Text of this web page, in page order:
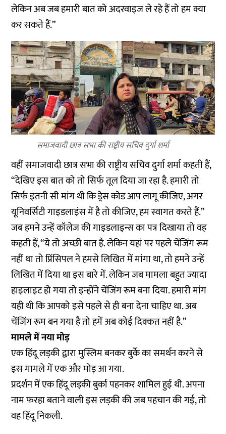
लेकिन अब जब हमारी बात को अदरवाइज ले रहे हैं तो हम क्या
कर सकते हैं.”
समाजवादी छात्र सभा की राष्ट्रीय सचिव दुर्गा शर्मा
वहीं समाजवादी छात्र सभा की राष्ट्रीय सचिव दुर्गा शर्मा कहती हैं,
“देखिए इस बात को तो सिर्फ तूल दिया जा रहा है. हमारी तो
सिर्फ इतनी सी मांग थी कि ड्रेस कोड आप लागू कीजिए, अगर
यूनिवर्सिटी गाइडलाइंस में है तो कीजिए, हम स्वागत करते हैं.”
जब हमने उन्हें कॉलेज की गाइडलाइन्स का पत्र दिखाया तो वह
कहती हैं, “ये तो अच्छी बात है. लेकिन यहां पर पहले चेंजिंग रूम
नहीं था तो प्रिंसिपल ने हमसे लिखित में मांगा था, तो हमने उन्हें
लिखित में दिया था इस बारे में. लेकिन जब मामला बहुत ज्यादा
हाइलाइट हो गया तो इन्होंने चेंजिंग रूम बना दिया. हमारी मांग
यही थी कि आपको इसे पहले से ही बना देना चाहिए था. अब
चेंजिंग रूम बन गया है तो हमें अब कोई दिक्कत नहीं है.”
मामले में नया मोड़
एक हिंदू लड़की द्वारा मुस्लिम बनकर बुर्के का समर्थन करने से
इस मामले में एक और मोड़ आ गया.
प्रदर्शन में एक हिंदू लड़की बुर्का पहनकर शामिल हुई थी. अपना
नाम फरहा बताने वाली इस लड़की की जब पहचान की गई, तो
वह हिंदू निकली.